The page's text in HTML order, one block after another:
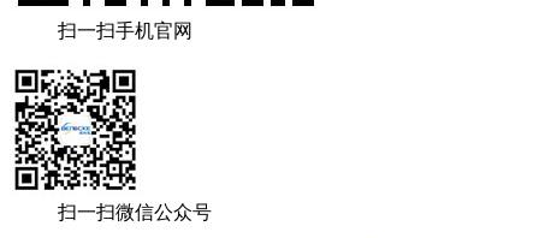
扫一扫手机官网
扫一扫微信公众号